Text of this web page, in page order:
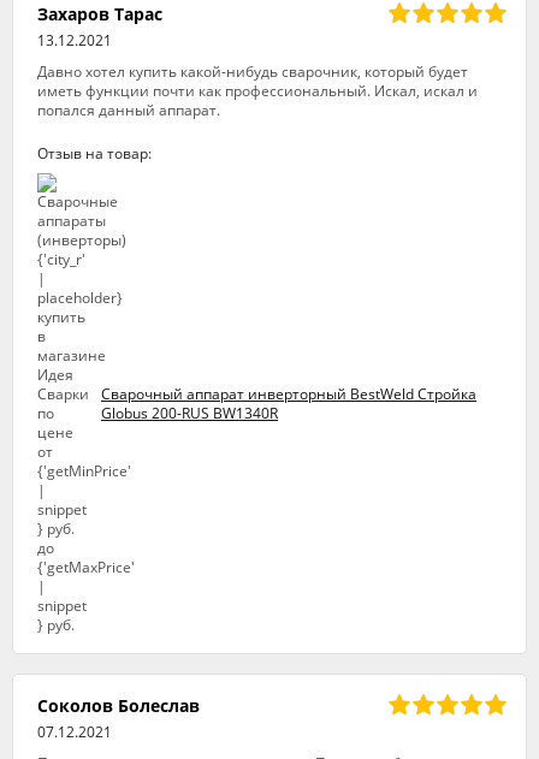
Захаров Тарас
13.12.2021
Давно хотел купить какой-нибудь сварочник, который будет
иметь функции почти как профессиональный. Искал, искал и
попался данный аппарат.
Отзыв на товар:
Сварочный аппарат инверторный BestWeld Стройка
Globus 200-RUS BW1340R
Соколов Болеслав
07.12.2021